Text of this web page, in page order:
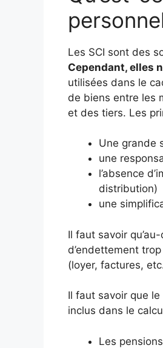
Les SCI sont des
Cependant, elles
utilisées dans le
de biens entre les
et des tiers. Les
Une grande
une
l’absence
distribution)
une
Il faut savoir
d’endettement
(loyer, factures,
Il faut savoir que le
inclus dans le
Les